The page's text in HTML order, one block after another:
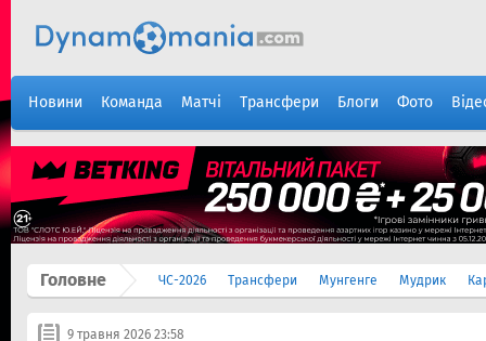
Новини Команда Матчі Трансфери Блоги Фото
Головне ЧС-2026 Трансфери Мунгенге Мудрик
9 травня 2026 23:58